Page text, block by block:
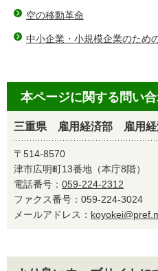
空の移動革命
中小企業・小規模企業のため
本ページに関する問い
三重県 雇用経済部 雇用経
〒514-8570
津市広明町13番地（本庁8階）
電話番号： 059-224-2312
ファクス番号：059-224-3024
メールアドレス：